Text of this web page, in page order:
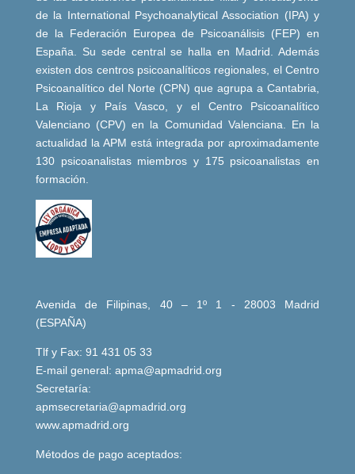
de la International Psychoanalytical Association (IPA) y
de la Federación Europea de Psicoanálisis (FEP) en
España. Su sede central se halla en Madrid. Además
existen dos centros psicoanalíticos regionales, el Centro
Psicoanalítico del Norte (CPN) que agrupa a Cantabria,
La Rioja y País Vasco, y el Centro Psicoanalítico
Valenciano (CPV) en la Comunidad Valenciana. En la
actualidad la APM está integrada por aproximadamente
130 psicoanalistas miembros y 175 psicoanalistas en
formación.
Avenida de Filipinas, 40 – 1º 1 - 28003 Madrid
(ESPAÑA)
Tlf y Fax: 91 431 05 33
E-mail general: apma@apmadrid.org
Secretaría:
apmsecretaria@apmadrid.org
www.apmadrid.org
Métodos de pago aceptados: